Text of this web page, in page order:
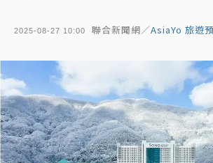
2025-08-27 10:00 聯合新聞網／AsiaYo 旅遊